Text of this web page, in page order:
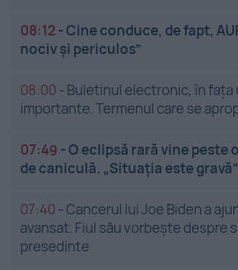
08:12 -Cine conduce, de fapt,
nociv și periculos”
08:00 - Buletinul electronic, în fața
importante. Termenul care se
07:49 -O eclipsă rară vine peste
de caniculă. „Situația este gravă”
07:40 -Cancerul lui Joe Biden a
avansat. Fiul său vorbește despre
președinte